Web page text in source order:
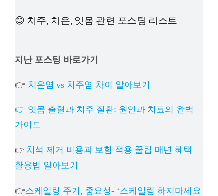
😊 치주, 치은, 잇몸 관련 포스팅 리스트
지난 포스팅 바로가기
👉 치은염 vs 치주염 차이 알아보기
👉 잇몸 출혈과 치주 질환: 원인과 치료의 완벽
가이드
👉 치석 제거 비용과 보험 적용 꿀팁 매년 혜택
활용법 알아보기
👉스케일링 주기, 중요성- ‘스케일링 하지마세요